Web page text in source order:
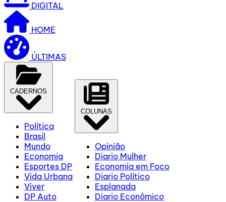
DIGITAL
HOME
ÚLTIMAS
CADERNOS
Política
Brasil
Mundo
Economia
Esportes DP
Vida Urbana
Viver
DP Auto
COLUNAS
Opinião
Diario Mulher
Economia em Foco
Diario Político
Esplanada
Diario Econômico